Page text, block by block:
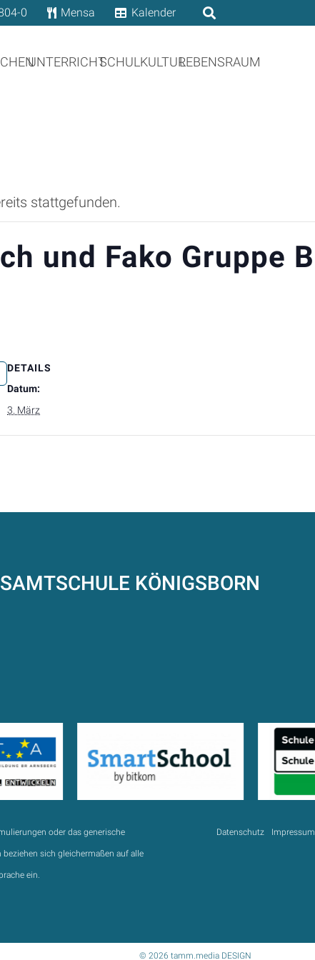
0 Mensa Kalender
UNTERRICHTSCHULKULTURLEBENSRAUM
stattgefunden.
und Fako Gruppe B
DETAILS
Datum:
3. März
KÖNIGSBORN
oder das generische
sich gleichermaßen auf alle
ein.
Datenschutz Impressum
© 2026 tamm.media DESIGN